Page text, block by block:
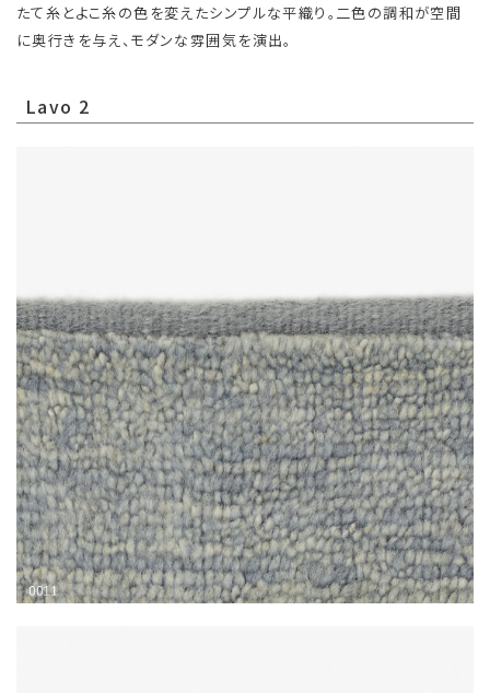
たて糸とよこ糸の色を変えたシンプルな平織り。二色の調和が空間
に奥行きを与え、モダンな雰囲気を演出。
Lavo 2